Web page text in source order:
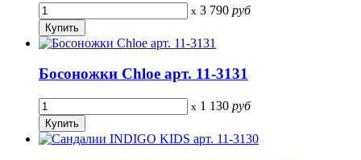
x 3 790 руб
Босоножки Chloe арт. 11-3131
x 1 130 руб